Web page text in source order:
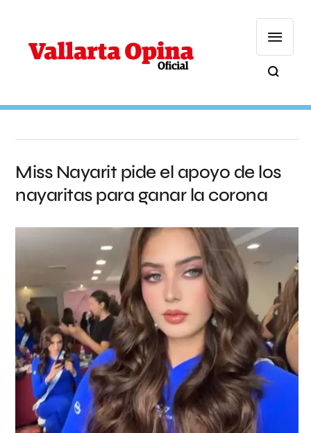
Miss Nayarit pide el apoyo de los
nayaritas para ganar la corona